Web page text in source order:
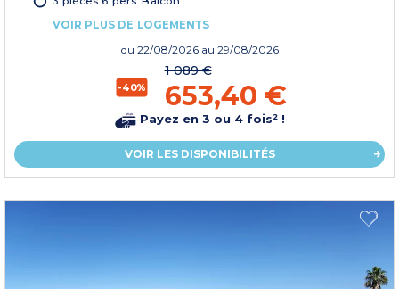
VOIR PLUS DE LOGEMENTS
du 22/08/2026 au 29/08/2026
-40%
1 089 €
653,40 €
Payez en 3 ou 4 fois² !
VOIR LES DISPONIBILITÉS